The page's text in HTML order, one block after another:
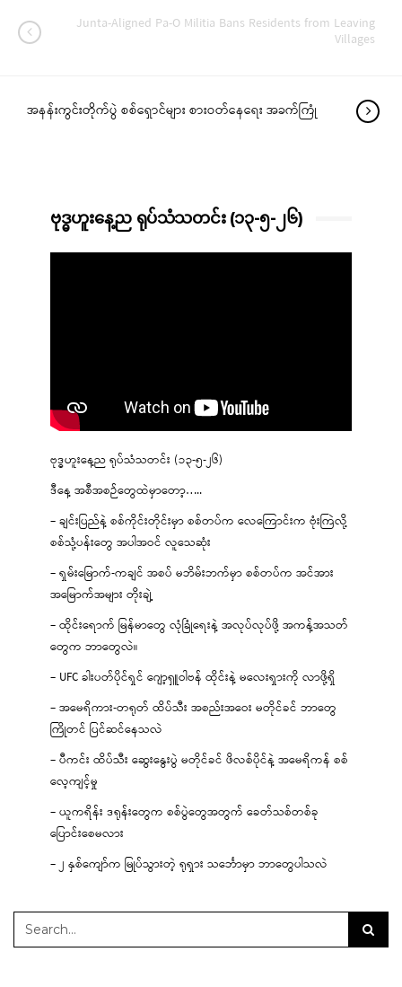
Junta-Aligned Pa-O Militia Bans Residents from Leaving
Villages
အနန်းကွင်းတိုက်ပွဲ စစ်ရှောင်များ စားဝတ်နေရေး အခက်ကြုံ
ဗုဒ္ဓဟူးနေ့ည ရုပ်သံသတင်း (၁၃-၅-၂၆)
ဗုဒ္ဓဟူးနေ့ည ရုပ်သံသတင်း (၁၃-၅-၂၆)
ဒီနေ့ အစီအစဉ်တွေထဲမှာတော့…..
– ချင်းပြည်နဲ့ စစ်ကိုင်းတိုင်းမှာ စစ်တပ်က လေကြောင်းက ဗုံးကြဲလို့
စစ်သုံ့ပန်းတွေ အပါအဝင် လူသေဆုံး
– ရှမ်းမြောက်-ကချင် အစပ် မဘိမ်းဘက်မှာ စစ်တပ်က အင်အား
အမြောက်အများ တိုးချဲ့
– ထိုင်းရောက် မြန်မာတွေ လုံခြုံရေးနဲ့ အလုပ်လုပ်ဖို့ အကန့်အသတ်
တွေက ဘာတွေလဲ။
– UFC ခါးပတ်ပိုင်ရှင် ဂျော့ရှူဝါဗန် ထိုင်းနဲ့ မလေးရှားကို လာဖို့ရှိ
– အမေရိကား-တရုတ် ထိပ်သီး အစည်းအဝေး မတိုင်ခင် ဘာတွေ
ကြိုတင် ပြင်ဆင်နေသလဲ
– ပီကင်း ထိပ်သီး ဆွေးနွေးပွဲ မတိုင်ခင် ဖိလစ်ပိုင်နဲ့ အမေရိကန် စစ်
လေ့ကျင့်မှု
– ယူကရိန်း ဒရုန်းတွေက စစ်ပွဲတွေအတွက် ခေတ်သစ်တစ်ခု
ပြောင်းစေမလား
– ၂ နှစ်ကျော်က မြုပ်သွားတဲ့ ရုရှား သင်္ဘောမှာ ဘာတွေပါသလဲ